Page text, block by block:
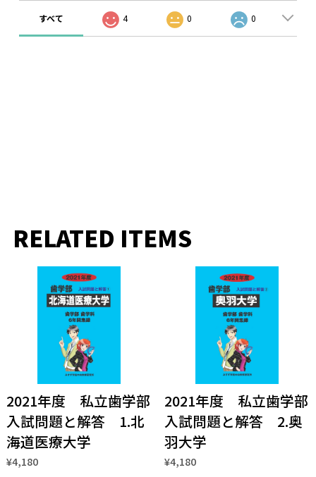
すべて 4 0 0
RELATED ITEMS
2021年度 私立歯学部
入試問題と解答 1.北
海道医療大学
¥4,180
2021年度 私立歯学部
入試問題と解答 2.奥
羽大学
¥4,180